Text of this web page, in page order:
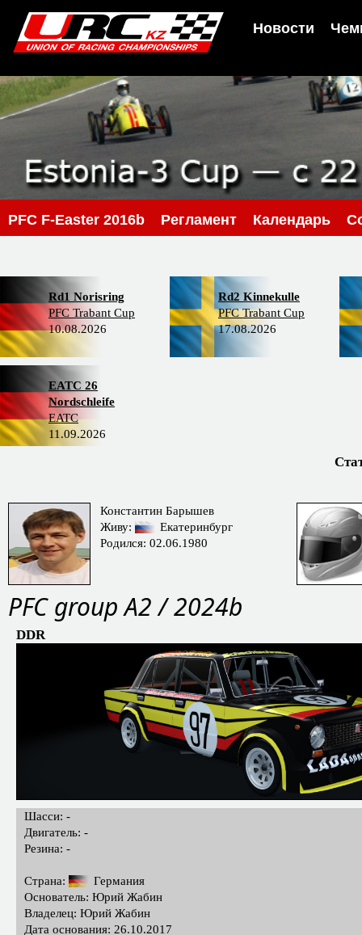
Новости
PFС F-Easter 2016b Регламент Календарь
Rd1 Norisring
PFC Trabant Cup
10.08.2026
Rd2 Kinnekulle
PFC Trabant Cup
17.08.2026
EATC 26
Nordschleife
EATC
11.09.2026
Константин Барышев
Живу:
Екатеринбург
Родился: 02.06.1980
PFС group A2 / 2024b
DDR
Шасси: -
Двигатель: -
Резина: -
Страна:
Германия
Основатель: Юрий Жабин
Владелец: Юрий Жабин
Дата основания: 26.10.2017